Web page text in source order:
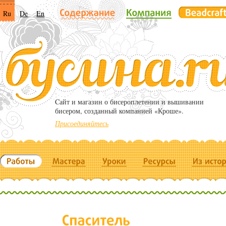
Ru De En
Cайт и магазин о бисероплетении и вышивании
бисером, созданный компанией «Кроше».
Присоединяйтесь